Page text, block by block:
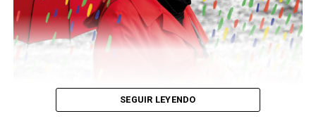
SEGUIR LEYENDO